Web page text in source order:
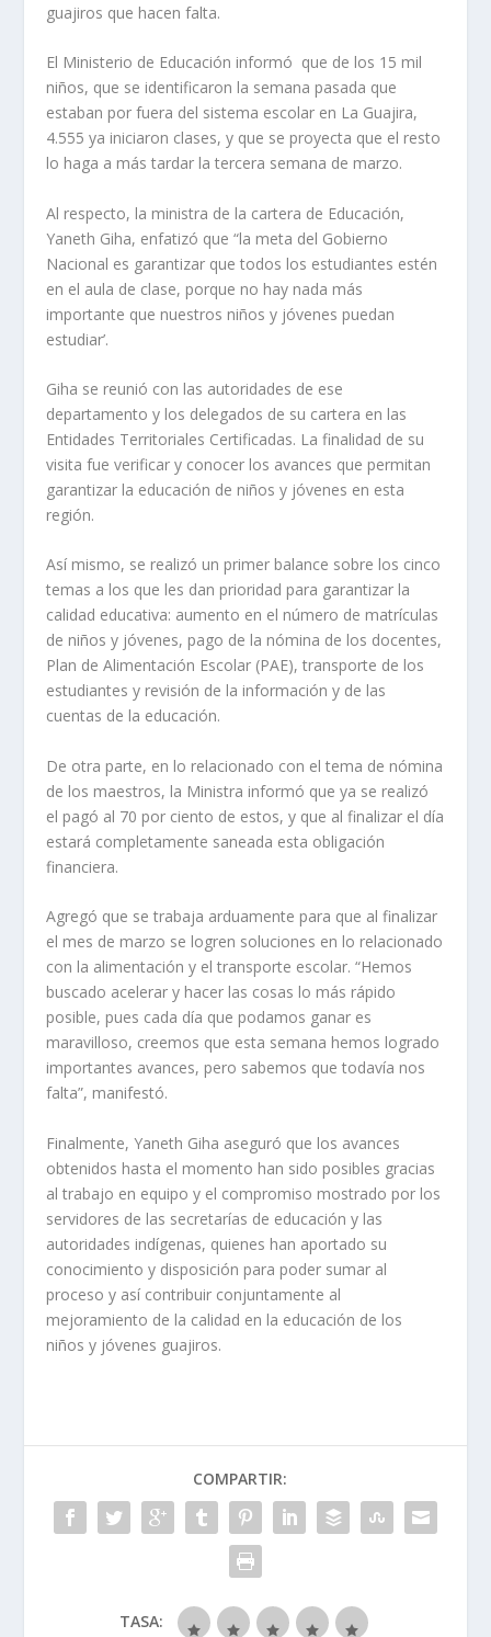
guajiros que hacen falta.
El Ministerio de Educación informó que de los 15 mil
niños, que se identificaron la semana pasada que
estaban por fuera del sistema escolar en La Guajira,
4.555 ya iniciaron clases, y que se proyecta que el resto
lo haga a más tardar la tercera semana de marzo.
Al respecto, la ministra de la cartera de Educación,
Yaneth Giha, enfatizó que “la meta del Gobierno
Nacional es garantizar que todos los estudiantes estén
en el aula de clase, porque no hay nada más
importante que nuestros niños y jóvenes puedan
estudiar’.
Giha se reunió con las autoridades de ese
departamento y los delegados de su cartera en las
Entidades Territoriales Certificadas. La finalidad de su
visita fue verificar y conocer los avances que permitan
garantizar la educación de niños y jóvenes en esta
región.
Así mismo, se realizó un primer balance sobre los cinco
temas a los que les dan prioridad para garantizar la
calidad educativa: aumento en el número de matrículas
de niños y jóvenes, pago de la nómina de los docentes,
Plan de Alimentación Escolar (PAE), transporte de los
estudiantes y revisión de la información y de las
cuentas de la educación.
De otra parte, en lo relacionado con el tema de nómina
de los maestros, la Ministra informó que ya se realizó
el pagó al 70 por ciento de estos, y que al finalizar el día
estará completamente saneada esta obligación
financiera.
Agregó que se trabaja arduamente para que al finalizar
el mes de marzo se logren soluciones en lo relacionado
con la alimentación y el transporte escolar. “Hemos
buscado acelerar y hacer las cosas lo más rápido
posible, pues cada día que podamos ganar es
maravilloso, creemos que esta semana hemos logrado
importantes avances, pero sabemos que todavía nos
falta”, manifestó.
Finalmente, Yaneth Giha aseguró que los avances
obtenidos hasta el momento han sido posibles gracias
al trabajo en equipo y el compromiso mostrado por los
servidores de las secretarías de educación y las
autoridades indígenas, quienes han aportado su
conocimiento y disposición para poder sumar al
proceso y así contribuir conjuntamente al
mejoramiento de la calidad en la educación de los
niños y jóvenes guajiros.
COMPARTIR:
TASA: